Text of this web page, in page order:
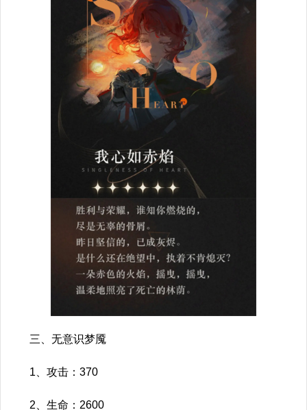
三、无意识梦魇
1、攻击：370
2、生命：2600